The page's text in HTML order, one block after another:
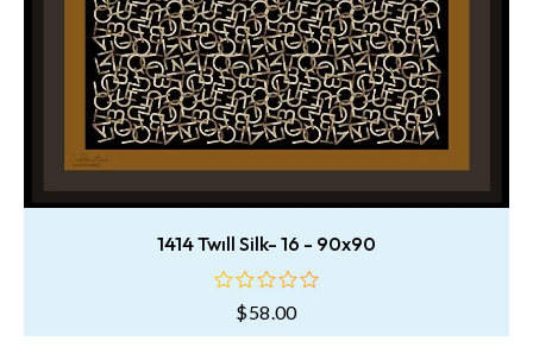
1414 Twıll Silk- 16 - 90x90
aldı
$58.00